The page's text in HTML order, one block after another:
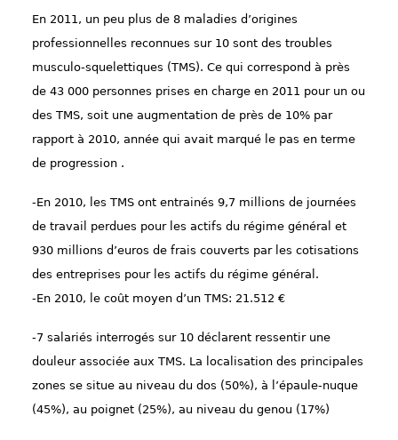
En 2011, un peu plus de 8 maladies d’origines
professionnelles reconnues sur 10 sont des troubles
musculo-squelettiques (TMS). Ce qui correspond à près
de 43 000 personnes prises en charge en 2011 pour un ou
des TMS, soit une augmentation de près de 10% par
rapport à 2010, année qui avait marqué le pas en terme
de progression .
-En 2010, les TMS ont entrainés 9,7 millions de journées
de travail perdues pour les actifs du régime général et
930 millions d’euros de frais couverts par les cotisations
des entreprises pour les actifs du régime général.
-En 2010, le coût moyen d’un TMS: 21.512 €
-7 salariés interrogés sur 10 déclarent ressentir une
douleur associée aux TMS. La localisation des principales
zones se situe au niveau du dos (50%), à l’épaule-nuque
(45%), au poignet (25%), au niveau du genou (17%)